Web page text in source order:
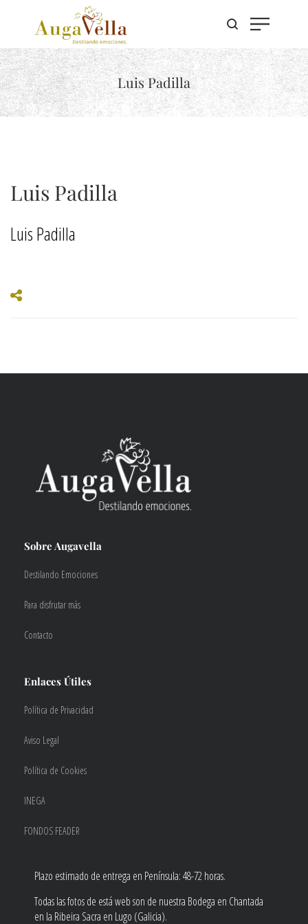
Luis Padilla
Luis Padilla
Luis Padilla
Sobre Augavella
Destilando Emociones
Para disfrutar más
Contacto
Enlaces Útiles
Política de Privacidad
Aviso Legal
Política de Cookies
INEGA
FONDOS FEADER
Plazo estimado de entrega en Península: 48-72 horas.
Todas las fotos de está web son de nuestra Bodega en Chantada
en la Ribeira Sacra en Lugo (Galicia).